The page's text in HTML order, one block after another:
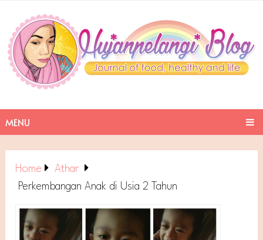
MENU
Home
Athar
Perkembangan Anak di Usia 2 Tahun